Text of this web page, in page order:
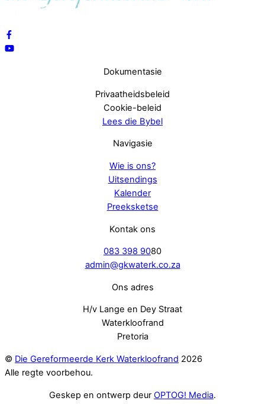
Dokumentasie
Privaatheidsbeleid
Cookie-beleid
Lees die Bybel
Navigasie
Wie is ons?
Uitsendings
Kalender
Preeksketse
Kontak ons
083 398 9080
admin@gkwaterk.co.za
Ons adres
H/v Lange en Dey Straat
Waterkloofrand
Pretoria
© Die Gereformeerde Kerk Waterkloofrand 2026
Alle regte voorbehou.
Geskep en ontwerp deur OPTOG! Media.